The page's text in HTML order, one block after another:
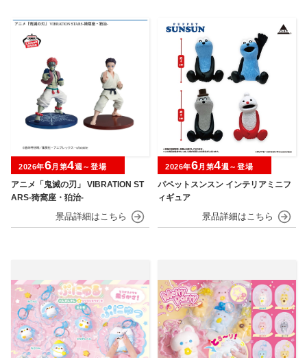
アニメ「鬼滅の刃」 VIBRATION ST
ARS-猗窩座・狛治-
2026年6月第4週～登場
パペットスンスン インテリアミニフ
ィギュア
2026年6月第4週～登場